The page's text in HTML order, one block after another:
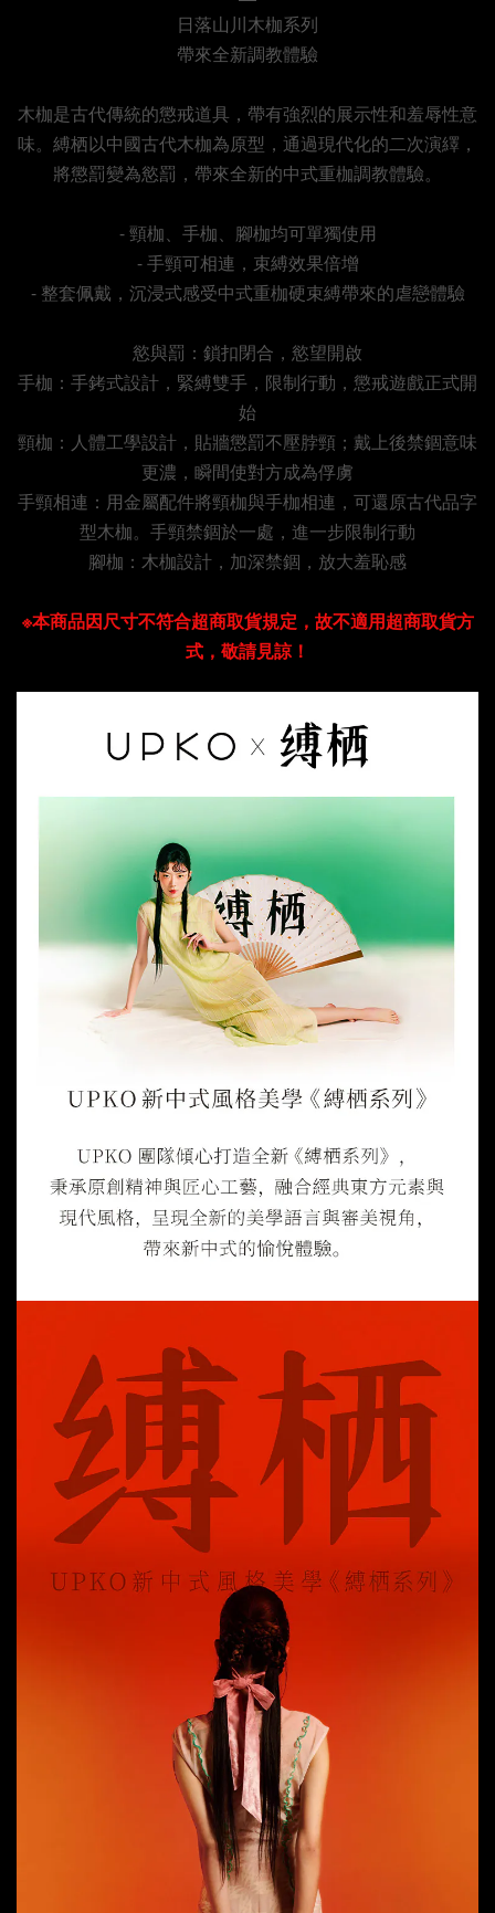
日落山川木枷系列
帶來全新調教體驗
木枷是古代傳統的懲戒道具，帶有強烈的展示性和羞辱性意
味。縛栖以中國古代木枷為原型，通過現代化的二次演繹，
將懲罰變為慾罰，帶來全新的中式重枷調教體驗。
- 頸枷、手枷、腳枷均可單獨使用
- 手頸可相連，束縛效果倍增
- 整套佩戴，沉浸式感受中式重枷硬束縛帶來的虐戀體驗
慾與罰：鎖扣閉合，慾望開啟
手枷：手銬式設計，緊縛雙手，限制行動，懲戒遊戲正式開
始
頸枷：人體工學設計，貼牆懲罰不壓脖頸；戴上後禁錮意味
更濃，瞬間使對方成為俘虜
手頸相連：用金屬配件將頸枷與手枷相連，可還原古代品字
型木枷。手頸禁錮於一處，進一步限制行動
腳枷：木枷設計，加深禁錮，放大羞恥感
※本商品因尺寸不符合超商取貨規定，故不適用超商取貨方
式，敬請見諒！